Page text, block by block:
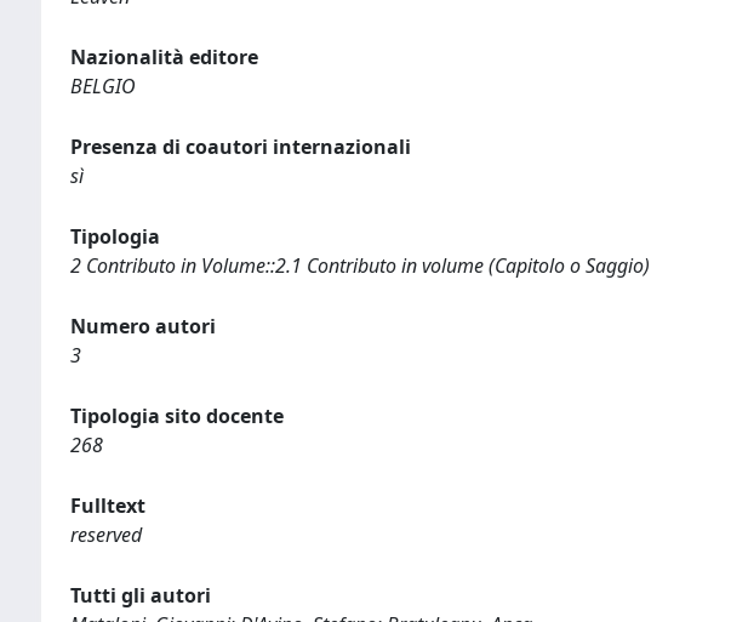
Nazionalità editore
BELGIO
Presenza di coautori internazionali
sì
Tipologia
2 Contributo in Volume::2.1 Contributo in volume (Capitolo o Saggio)
Numero autori
3
Tipologia sito docente
268
Fulltext
reserved
Tutti gli autori